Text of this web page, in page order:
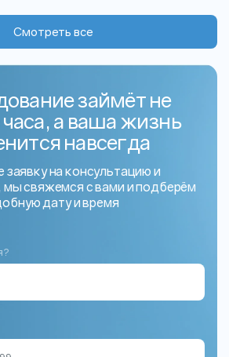
Смотреть все
займёт не
а ваша жизнь
навсегда
заявку на консультацию и
свяжемся с вами и подберём
дату и время